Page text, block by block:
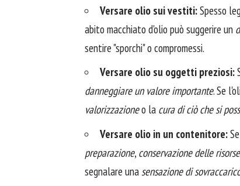
Versare olio sui vestiti:Spesso
abito macchiato d'olio può suggerire un
sentire "sporchi" o compromessi.
Versare olio su oggetti preziosi:
danneggiare un valore importante. Se
valorizzazioneo la cura di ciò che si
Versare olio in un contenitore:
preparazione, conservazione delle risorse
segnalare una sensazione di